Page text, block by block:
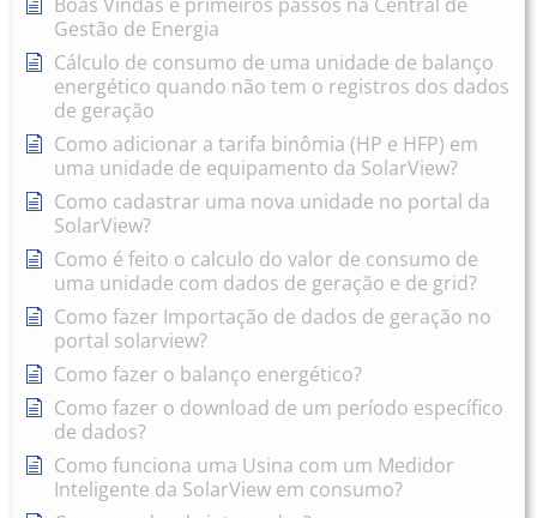
Gestão de Energia
Cálculo de consumo de uma unidade de balanço
energético quando não tem o registros dos dados
de geração
Como adicionar a tarifa binômia (HP e HFP) em
uma unidade de equipamento da SolarView?
Como cadastrar uma nova unidade no portal da
SolarView?
Como é feito o calculo do valor de consumo de
uma unidade com dados de geração e de grid?
Como fazer Importação de dados de geração no
portal solarview?
Como fazer o balanço energético?
Como fazer o download de um período específico
de dados?
Como funciona uma Usina com um Medidor
Inteligente da SolarView em consumo?